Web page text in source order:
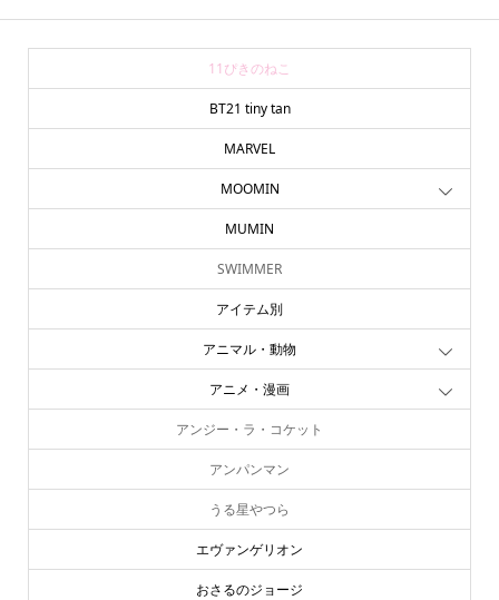
11ぴきのねこ
BT21 tiny tan
MARVEL
MOOMIN
MUMIN
SWIMMER
アイテム別
アニマル・動物
アニメ・漫画
アンジー・ラ・コケット
アンパンマン
うる星やつら
エヴァンゲリオン
おさるのジョージ